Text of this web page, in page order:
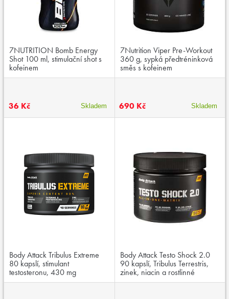
7NUTRITION Bomb Energy
Shot 100 ml, stimulační shot s
kofeinem
36 Kč Skladem
7Nutrition Viper Pre-Workout
360 g, sypká předtréninková
směs s kofeinem
690 Kč Skladem
Body Attack Tribulus Extreme
80 kapslí, stimulant
testosteronu, 430 mg
Protodioscinů ve 2 kapslích
Body Attack Testo Shock 2.0
90 kapslí, Tribulus Terrestris,
zinek, niacin a rostlinné
extrakty